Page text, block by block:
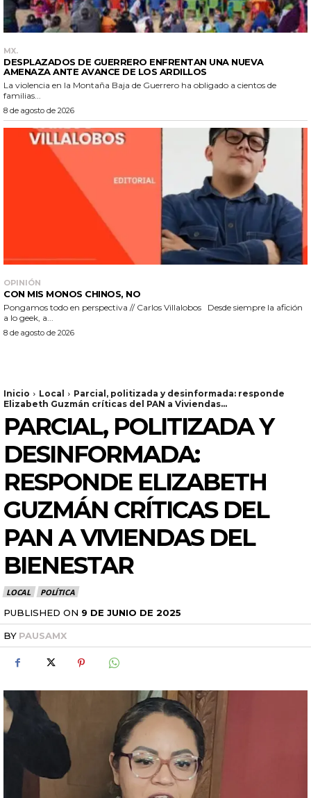
MX.
DESPLAZADOS DE GUERRERO ENFRENTAN UNA NUEVA
AMENAZA ANTE AVANCE DE LOS ARDILLOS
La violencia en la Montaña Baja de Guerrero ha obligado a cientos de
familias...
8 de agosto de 2026
OPINIÓN
CON MIS MONOS CHINOS, NO
Pongamos todo en perspectiva // Carlos Villalobos Desde siempre la afición
a lo geek, a...
8 de agosto de 2026